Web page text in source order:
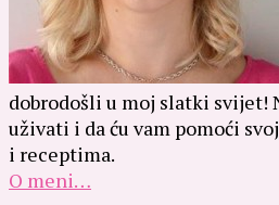
dobrodošli u moj slatki svijet!
uživati i da ću vam pomoći
i receptima.
O meni…